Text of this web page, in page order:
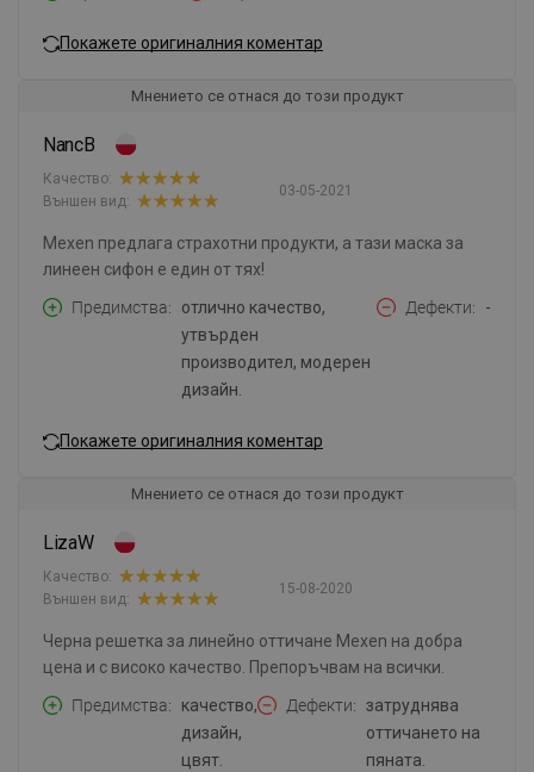
Покажете оригиналния коментар
Мнението се отнася до този продукт
NancB
03-05-2021
Качество:
Външен вид:
Mexen предлага страхотни продукти, а тази маска за
линеен сифон е един от тях!
Предимства
отлично качество,
утвърден
производител, модерен
дизайн.
Дефекти -
Покажете оригиналния коментар
Мнението се отнася до този продукт
LizaW
15-08-2020
Качество:
Външен вид:
Черна решетка за линейно оттичане Mexen на добра
цена и с високо качество. Препоръчвам на всички.
Предимства
качество,
дизайн,
цвят.
Дефекти
затруднява
оттичането на
пяната.